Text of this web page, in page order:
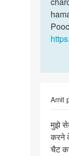
Amit
मुझे
सेक्सी
लड़की
मुझे
करने
चैट